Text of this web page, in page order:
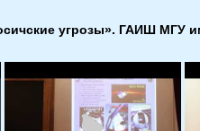
угрозы». ГАИШ МГУ